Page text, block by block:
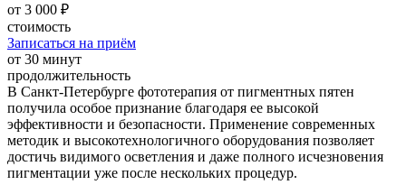
от 3 000 ₽
стоимость
Записаться на приём
от 30 минут
продолжительность
В Санкт-Петербурге фототерапия от пигментных пятен
получила особое признание благодаря ее высокой
эффективности и безопасности. Применение современных
методик и высокотехнологичного оборудования позволяет
достичь видимого осветления и даже полного исчезновения
пигментации уже после нескольких процедур.